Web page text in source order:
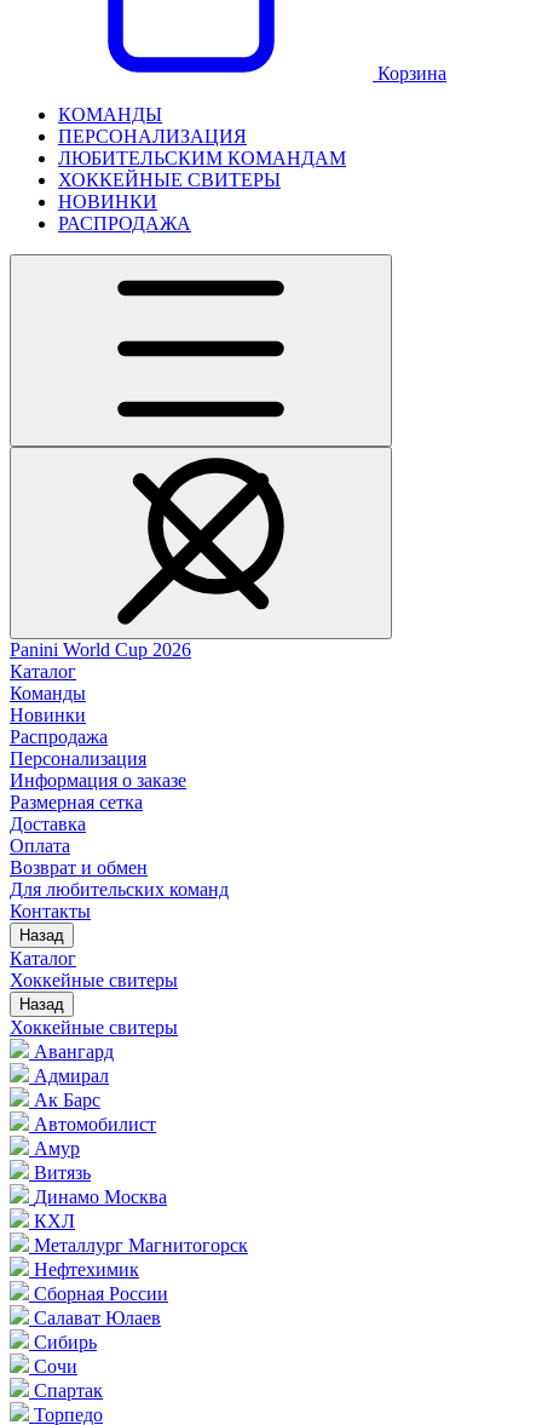
Корзина
КОМАНДЫ
ПЕРСОНАЛИЗАЦИЯ
ЛЮБИТЕЛЬСКИМ КОМАНДАМ
ХОККЕЙНЫЕ СВИТЕРЫ
НОВИНКИ
РАСПРОДАЖА
Panini World Cup 2026
Каталог
Команды
Новинки
Распродажа
Персонализация
Информация о заказе
Размерная сетка
Доставка
Оплата
Возврат и обмен
Для любительских команд
Контакты
Назад
Каталог
Хоккейные свитеры
Назад
Хоккейные свитеры
Авангард
Адмирал
Ак Барс
Автомобилист
Амур
Витязь
Динамо Москва
КХЛ
Металлург Магнитогорск
Нефтехимик
Сборная России
Салават Юлаев
Сибирь
Сочи
Спартак
Торпедо